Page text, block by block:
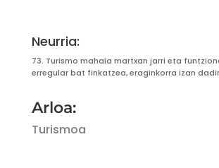
Neurria:
73. Turismo mahaia martxan jarri eta
erregular bat finkatzea, eraginkorra izan
Arloa:
Turismoa